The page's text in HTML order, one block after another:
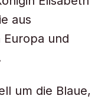
aus
und
um die Blaue,